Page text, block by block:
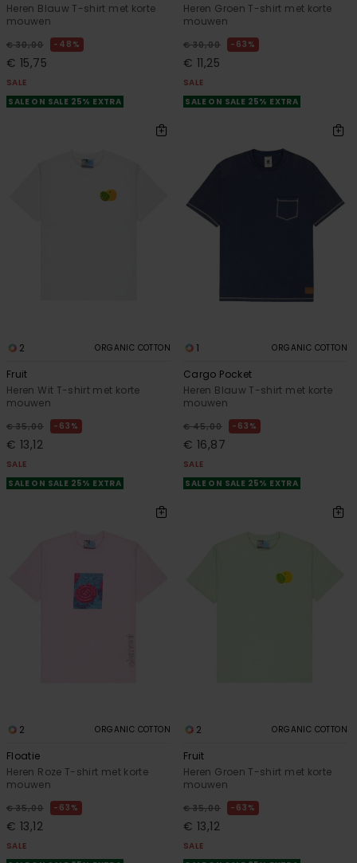
Heren Blauw T-shirt met korte
mouwen
€ 30,00 48%
€ 15,75
SALE
SALE ON SALE 25% EXTRA
Heren Groen T-shirt met korte
mouwen
€ 30,00 63%
€ 11,25
SALE
SALE ON SALE 25% EXTRA
2 ORGANIC COTTON
Fruit
Heren Wit T-shirt met korte
mouwen
€ 35,00 63%
€ 13,12
SALE
SALE ON SALE 25% EXTRA
1 ORGANIC COTTON
Cargo Pocket
Heren Blauw T-shirt met korte
mouwen
€ 45,00 63%
€ 16,87
SALE
SALE ON SALE 25% EXTRA
2 ORGANIC COTTON
Floatie
Heren Roze T-shirt met korte
mouwen
€ 35,00 63%
€ 13,12
SALE
2 ORGANIC COTTON
Fruit
Heren Groen T-shirt met korte
mouwen
€ 35,00 63%
€ 13,12
SALE